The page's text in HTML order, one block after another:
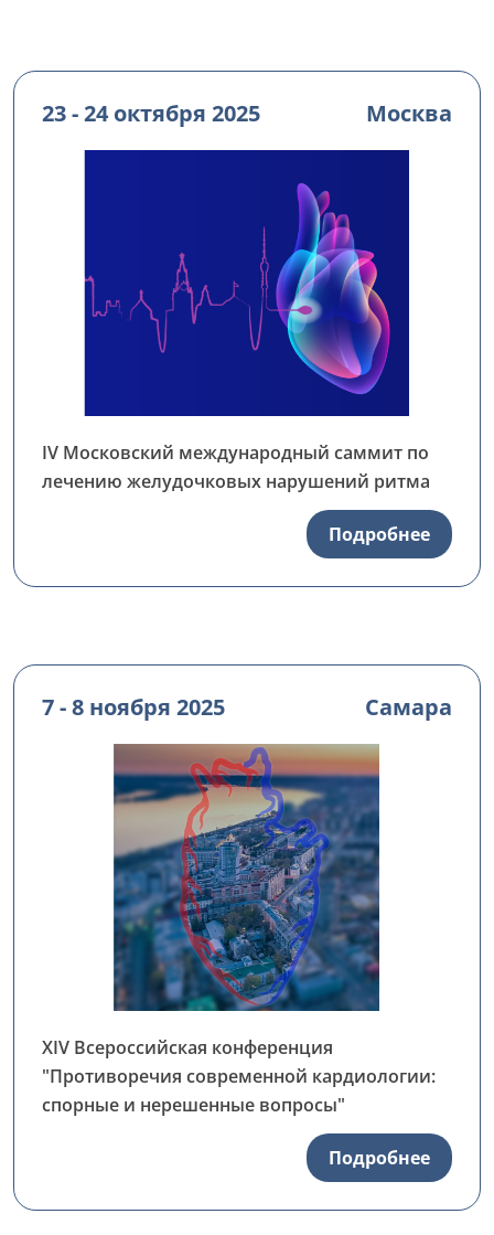
23 - 24 октября 2025 Москва
IV Московский международный саммит по
лечению желудочковых нарушений ритма
Подробнее
7 - 8 ноября 2025 Самара
XIV Всероссийская конференция
"Противоречия современной кардиологии:
спорные и нерешенные вопросы"
Подробнее